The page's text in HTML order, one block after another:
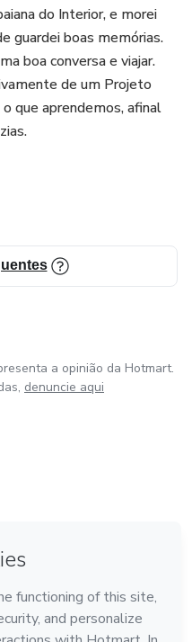
do Interior, e morei
guardei boas memórias.
boa conversa e viajar.
de um Projeto
que aprendemos, afinal
a opinião da Hotmart.
denuncie aqui